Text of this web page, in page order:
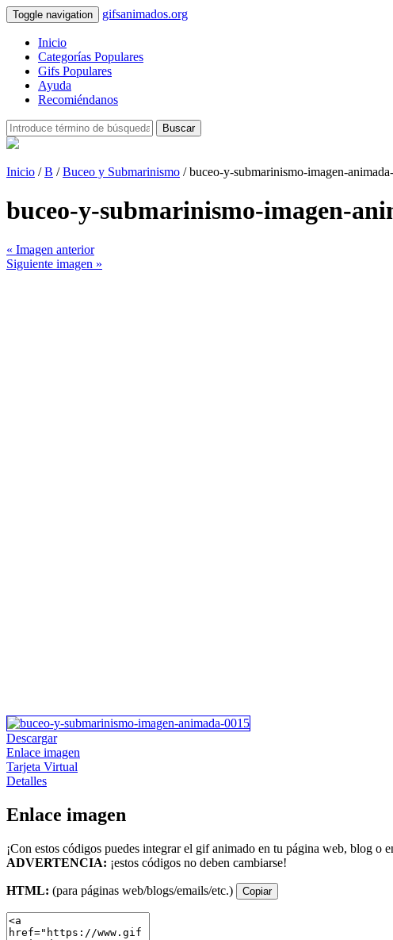
Toggle navigation gifsanimados.org
Inicio
Categorías Populares
Gifs Populares
Ayuda
Recomiéndanos
Buscar
Inicio /B /Buceo y Submarinismo / buceo-y-submarinismo-imagen-
buceo-y-submarinismo-imagen-
« Imagen anterior
Siguiente imagen »
Descargar
Enlace imagen
Tarjeta Virtual
Detalles
Enlace imagen
¡Con estos códigos puedes integrar el gif animado en tu página web, blog o
ADVERTENCIA: ¡estos códigos no deben cambiarse!
HTML: (para páginas web/blogs/emails/etc.) Copiar